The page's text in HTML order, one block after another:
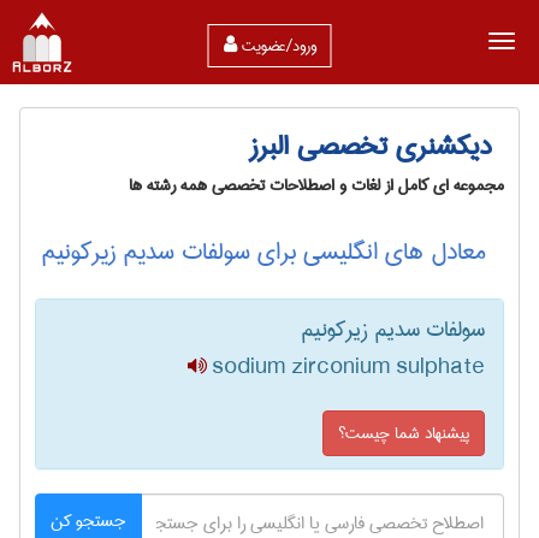
ورود/عضویت
دیکشنری تخصصی البرز
مجموعه ای کامل از لغات و اصطلاحات تخصصی همه رشته ها
معادل های انگلیسی برای سولفات سدیم زیرکونیم
سولفات سدیم زیرکونیم
sodium zirconium sulphate
پیشنهاد شما چیست؟
جستجو کن